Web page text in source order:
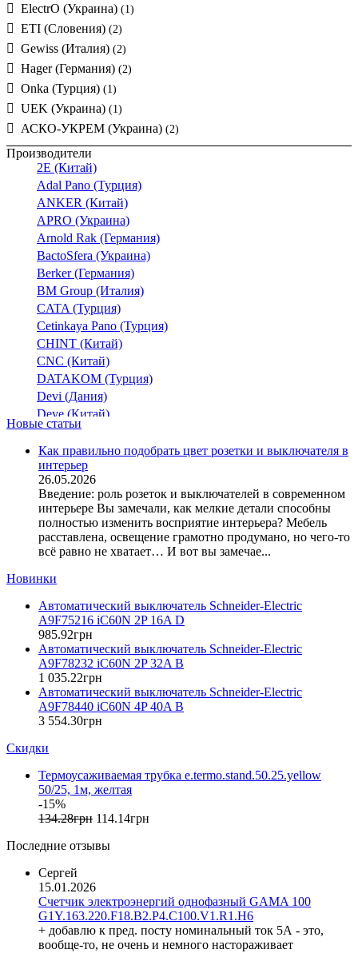
ElectrO (Украина) (1)
ETI (Словения) (2)
Gewiss (Италия) (2)
Hager (Германия) (2)
Onka (Турция) (1)
UEK (Украина) (1)
АСКО-УКРЕМ (Украина) (2)
Производители
2E (Китай)
Adal Pano (Турция)
ANKER (Китай)
APRO (Украина)
Arnold Rak (Германия)
BactoSfera (Украина)
Berker (Германия)
BM Group (Италия)
CATA (Турция)
Cetinkaya Pano (Турция)
CHINT (Китай)
CNC (Китай)
DATAKOM (Турция)
Devi (Дания)
Deye (Китай)
DigiTop (Украина)
DKC (Украина)
Dyness (Китай)
E.NEXT (Украина)
EAE Electric
Eastron (Китай)
Eaton (США)
ElectrO (Украина)
EON (Таиланд)
ETI (Словения)
ETREL (Словения)
Evrosvet (Украина)
Extherm (Германия)
F&F (Польша)
FRER (Италия)
FS (Украина)
Galkat (Украина)
GENERICA (Китай)
Gewiss (Италия)
Ginlong Solis (Китай)
Hager (Германия)
Haupa (Германия)
HD Hyundai Electric (Корея)
Hemstedt (Германия)
Horoz Electric (Турция)
Huawei (Китай)
Новые статьи
Как правильно подобрать цвет розетки и выключателя в
интерьер
26.05.2026
Введение: роль розеток и выключателей в современном
интерьере Вы замечали, как мелкие детали способны
полностью изменить восприятие интерьера? Мебель
расставлена, освещение грамотно продумано, но чего-то
всё равно не хватает… И вот вы замечае...
Новинки
Автоматический выключатель Schneider-Electric
A9F75216 iC60N 2P 16A D
985.92грн
Автоматический выключатель Schneider-Electric
A9F78232 iC60N 2P 32A B
1 035.22грн
Автоматический выключатель Schneider-Electric
A9F78440 iC60N 4P 40A B
3 554.30грн
Скидки
Термоусаживаемая трубка e.termo.stand.50.25.yellow
50/25, 1м, желтая
-15%
134.28грн 114.14грн
Последние отзывы
Сергей
15.01.2026
Счетчик электроэнергий однофазный GAMA 100
G1Y.163.220.F18.B2.P4.C100.V1.R1.H6
+ добавлю к пред. посту номинальный ток 5А - это,
вообще-то, не очень и немного настораживает